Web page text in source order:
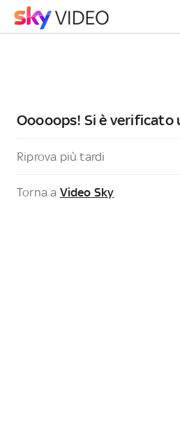
Ooooops! Si è verificato
Riprova più tardi
Torna a Video Sky